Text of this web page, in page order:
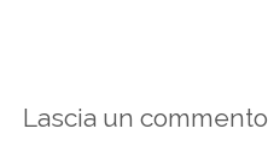
Lascia un commento